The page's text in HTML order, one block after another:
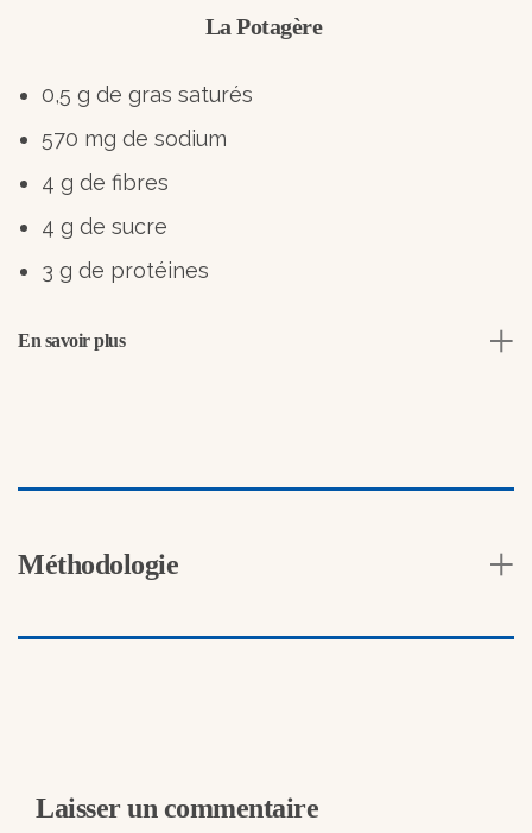
La Potagère
0,5 g de gras saturés
570 mg de sodium
4 g de fibres
4 g de sucre
3 g de protéines
En savoir plus
Méthodologie
Laisser un commentaire